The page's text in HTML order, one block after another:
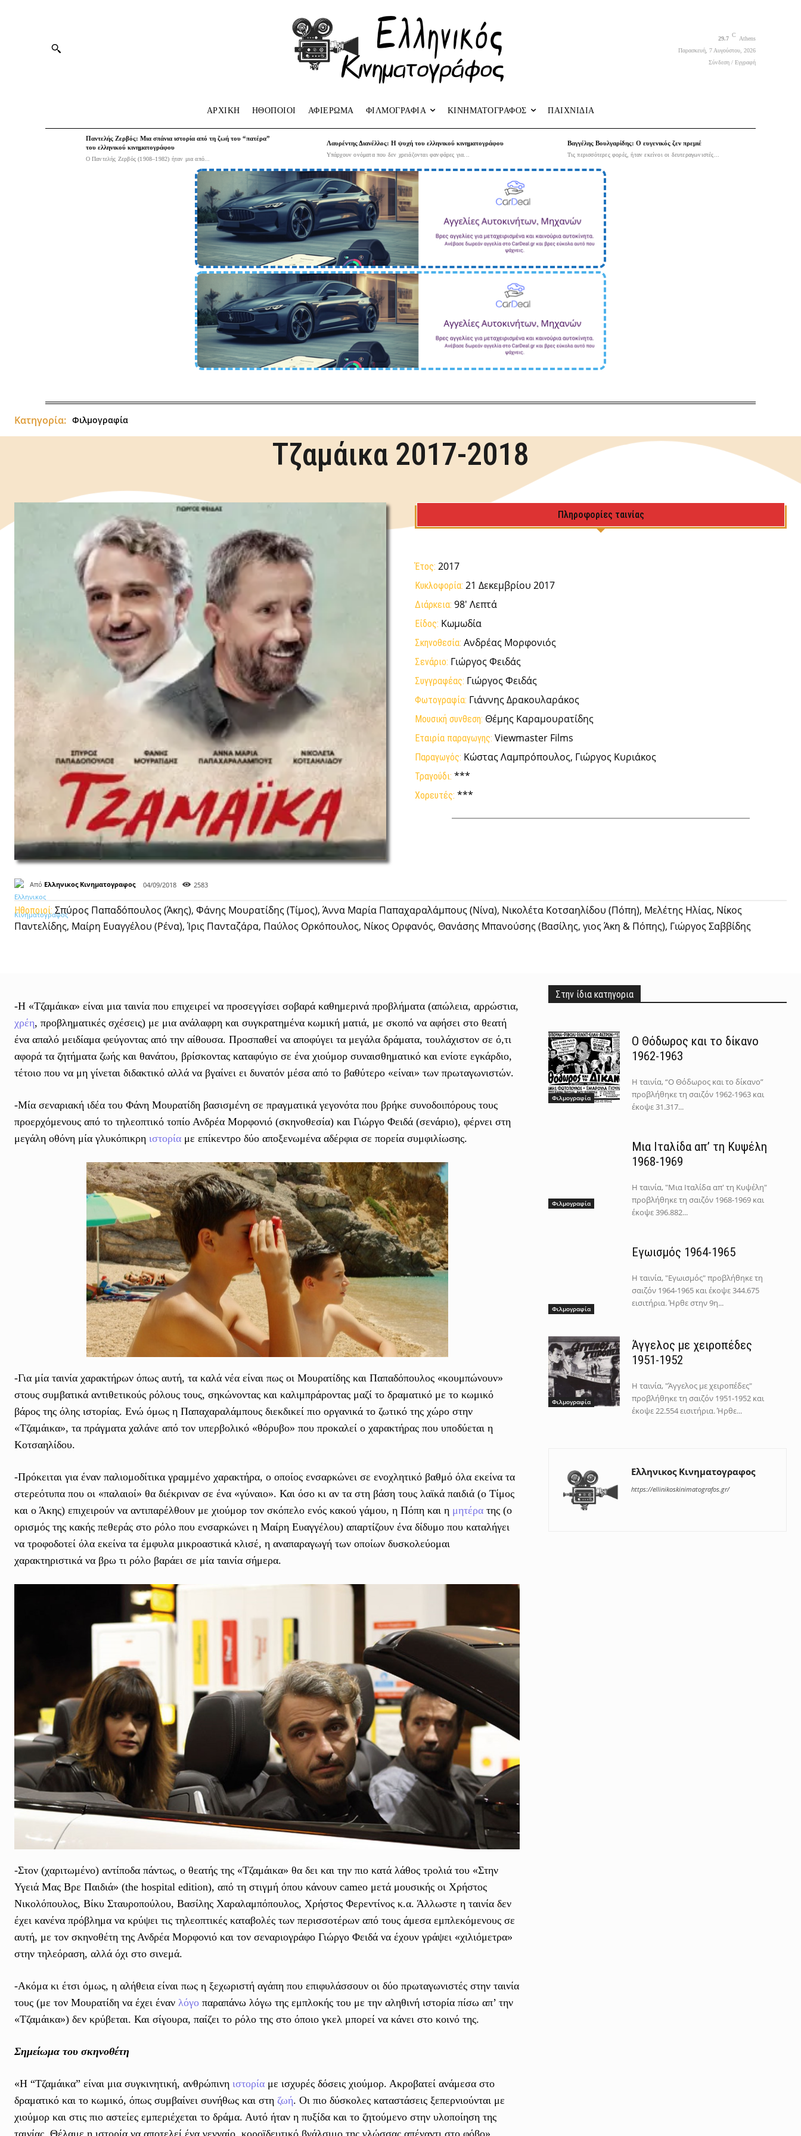
29.7
C
Athens
Παρασκευή, 7 Αυγούστου, 2026
Σύνδεση / Εγγραφή
ΑΡΧΙΚΗ HΘΟΠΟΙΟΙ ΑΦΙΕΡΩΜΑ ΦΙΛΜΟΓΡΑΦΙΑ ΚΙΝΗΜΑΤΟΓΡΑΦΟΣ ΠΑΙΧΝΙΔΙΑ
Παντελής Ζερβός: Μια σπάνια ιστορία από τη ζωή του “πατέρα”
του ελληνικού κινηματογράφου
Ο Παντελής Ζερβός (1908–1982) ήταν μια από...
Λαυρέντης Διανέλλος: Η ψυχή του ελληνικού κινηματογράφου
Υπάρχουν ονόματα που δεν χρειάζονται φανφάρες για...
Βαγγέλης Βουλγαρίδης: Ο ευγενικός ζεν πρεμιέ
Τις περισσότερες φορές, ήταν εκείνοι οι δευτεραγωνιστές...
Κατηγορία: Φιλμογραφία
Τζαμάικα 2017-2018
Από Ελληνικος Κινηματογραφος 04/09/2018 2583
Πληροφορίες ταινίας
Έτος: 2017
Κυκλοφορία: 21 Δεκεμβρίου 2017
Διάρκεια: 98' Λεπτά
Είδος: Κωμωδία
Σκηνοθεσία: Ανδρέας Μορφονιός
Σενάριο: Γιώργος Φειδάς
Συγγραφέας: Γιώργος Φειδάς
Φωτογραφία: Γιάννης Δρακουλαράκος
Μουσική συνθεση: Θέμης Καραμουρατίδης
Εταιρία παραγωγης: Viewmaster Films
Παραγωγός: Κώστας Λαμπρόπουλος, Γιώργος Κυριάκος
Τραγούδι: ***
Χορευτές: ***
Ηθοποιοί: Σπύρος Παπαδόπουλος (Άκης), Φάνης Μουρατίδης (Τίμος), Άννα Μαρία Παπαχαραλάμπους (Νίνα), Νικολέτα Κοτσαηλίδου (Πόπη), Μελέτης Ηλίας, Νίκος
Παντελίδης, Μαίρη Ευαγγέλου (Ρένα), Ίρις Πανταζάρα, Παύλος Ορκόπουλος, Νίκος Ορφανός, Θανάσης Μπανούσης (Βασίλης, γιος Άκη & Πόπης), Γιώργος Σαββίδης
-Η «Τζαμάικα» είναι μια ταινία που επιχειρεί να προσεγγίσει σοβαρά καθημερινά προβλήματα (απώλεια, αρρώστια,
χρέη, προβληματικές σχέσεις) με μια ανάλαφρη και συγκρατημένα κωμική ματιά, με σκοπό να αφήσει στο θεατή
ένα απαλό μειδίαμα φεύγοντας από την αίθουσα. Προσπαθεί να αποφύγει τα μεγάλα δράματα, τουλάχιστον σε ό,τι
αφορά τα ζητήματα ζωής και θανάτου, βρίσκοντας καταφύγιο σε ένα χιούμορ συναισθηματικό και ενίοτε εγκάρδιο,
τέτοιο που να μη γίνεται διδακτικό αλλά να βγαίνει ει δυνατόν μέσα από το βαθύτερο «είναι» των πρωταγωνιστών.
-Μία σεναριακή ιδέα του Φάνη Μουρατίδη βασισμένη σε πραγματικά γεγονότα που βρήκε συνοδοιπόρους τους
προερχόμενους από το τηλεοπτικό τοπίο Ανδρέα Μορφονιό (σκηνοθεσία) και Γιώργο Φειδά (σενάριο), φέρνει στη
μεγάλη οθόνη μία γλυκόπικρη ιστορία με επίκεντρο δύο αποξενωμένα αδέρφια σε πορεία συμφιλίωσης.
-Για μία ταινία χαρακτήρων όπως αυτή, τα καλά νέα είναι πως οι Μουρατίδης και Παπαδόπουλος «κουμπώνουν»
στους συμβατικά αντιθετικούς ρόλους τους, σηκώνοντας και καλιμπράροντας μαζί το δραματικό με το κωμικό
βάρος της όλης ιστορίας. Ενώ όμως η Παπαχαραλάμπους διεκδικεί πιο οργανικά το ζωτικό της χώρο στην
«Τζαμάικα», τα πράγματα χαλάνε από τον υπερβολικό «θόρυβο» που προκαλεί ο χαρακτήρας που υποδύεται η
Κοτσαηλίδου.
-Πρόκειται για έναν παλιομοδίτικα γραμμένο χαρακτήρα, ο οποίος ενσαρκώνει σε ενοχλητικό βαθμό όλα εκείνα τα
στερεότυπα που οι «παλαιοί» θα διέκριναν σε ένα «γύναιο». Και όσο κι αν τα στη βάση τους λαϊκά παιδιά (ο Τίμος
και ο Άκης) επιχειρούν να αντιπαρέλθουν με χιούμορ τον σκόπελο ενός κακού γάμου, η Πόπη και η μητέρα της (ο
ορισμός της κακής πεθεράς στο ρόλο που ενσαρκώνει η Μαίρη Ευαγγέλου) απαρτίζουν ένα δίδυμο που καταλήγει
να τροφοδοτεί όλα εκείνα τα έμφυλα μικροαστικά κλισέ, η αναπαραγωγή των οποίων δυσκολεύομαι
χαρακτηριστικά να βρω τι ρόλο βαράει σε μία ταινία σήμερα.
-Στον (χαριτωμένο) αντίποδα πάντως, ο θεατής της «Τζαμάικα» θα δει και την πιο κατά λάθος τρολιά του «Στην
Υγειά Μας Βρε Παιδιά» (the hospital edition), από τη στιγμή όπου κάνουν cameo μετά μουσικής οι Χρήστος
Νικολόπουλος, Βίκυ Σταυροπούλου, Βασίλης Χαραλαμπόπουλος, Χρήστος Φερεντίνος κ.α. Άλλωστε η ταινία δεν
έχει κανένα πρόβλημα να κρύψει τις τηλεοπτικές καταβολές των περισσοτέρων από τους άμεσα εμπλεκόμενους σε
αυτή, με τον σκηνοθέτη της Ανδρέα Μορφονιό και τον σεναριογράφο Γιώργο Φειδά να έχουν γράψει «χιλιόμετρα»
στην τηλεόραση, αλλά όχι στο σινεμά.
-Ακόμα κι έτσι όμως, η αλήθεια είναι πως η ξεχωριστή αγάπη που επιφυλάσσουν οι δύο πρωταγωνιστές στην ταινία
τους (με τον Μουρατίδη να έχει έναν λόγο παραπάνω λόγω της εμπλοκής του με την αληθινή ιστορία πίσω απ’ την
«Τζαμάικα») δεν κρύβεται. Και σίγουρα, παίζει το ρόλο της στο όποιο γκελ μπορεί να κάνει στο κοινό της.
Σημείωμα του σκηνοθέτη
«Η “Τζαμάικα” είναι μια συγκινητική, ανθρώπινη ιστορία με ισχυρές δόσεις χιούμορ. Ακροβατεί ανάμεσα στο
δραματικό και το κωμικό, όπως συμβαίνει συνήθως και στη ζωή. Οι πιο δύσκολες καταστάσεις ξεπερνιούνται με
χιούμορ και στις πιο αστείες εμπεριέχεται το δράμα. Αυτό ήταν η πυξίδα και το ζητούμενο στην υλοποίηση της
ταινίας. Θέλαμε η ιστορία να αποτελεί ένα γενναίο, κοροϊδευτικό βγάλσιμο της γλώσσας απέναντι στο φόβο».
Στην ίδια κατηγορια
Φιλμογραφία
Ο Θόδωρος και το δίκανο
1962-1963
Η ταινία, “Ο Θόδωρος και το δίκανο”
προβλήθηκε τη σαιζόν 1962-1963 και
έκοψε 31.317...
Φιλμογραφία
Μια Ιταλίδα απ’ τη Κυψέλη
1968-1969
Η ταινία, "Μια Ιταλίδα απ' τη Κυψέλη"
προβλήθηκε τη σαιζόν 1968-1969 και
έκοψε 396.882...
Φιλμογραφία
Εγωισμός 1964-1965
Η ταινία, "Εγωισμός" προβλήθηκε τη
σαιζόν 1964-1965 και έκοψε 344.675
εισιτήρια. Ήρθε στην 9η...
Φιλμογραφία
Άγγελος με χειροπέδες
1951-1952
Η ταινία, "Άγγελος με χειροπέδες"
προβλήθηκε τη σαιζόν 1951-1952 και
έκοψε 22.554 εισιτήρια. Ήρθε...
Ελληνικος Κινηματογραφος
https://ellinikoskinimatografos.gr/